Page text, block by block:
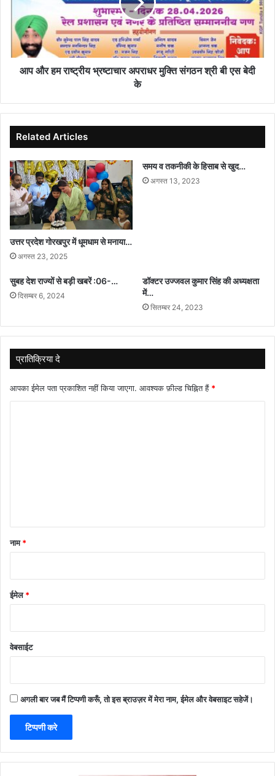
भ्रष्टाचार
अपराधर
मुक्ति
संगठन
श्री
आप और हम राष्ट्रीय भ्रष्टाचार अपराधर मुक्ति संगठन श्री बी एस बेदी
के
Related Articles
उत्तर प्रदेश गोरखपुर में धूमधाम से मनाया…
अगस्त 23, 2025
समय व तकनीकी के हिसाब से खुद…
अगस्त 13, 2023
सुबह देश राज्यों से बड़ी खबरें :06-…
दिसम्बर 6, 2024
डॉक्टर उज्जवल कुमार सिंह की अध्यक्षता
में…
सितम्बर 24, 2023
प्रातिक्रिया दे
आपका ईमेल पता प्रकाशित नहीं किया जाएगा. आवश्यक फ़ील्ड चिह्नित हैं *
नाम*
ईमेल*
वेबसाईट
अगली बार जब मैं टिप्पणी करूँ, तो इस ब्राउज़र में मेरा नाम, ईमेल और वेबसाइट सहेजें।